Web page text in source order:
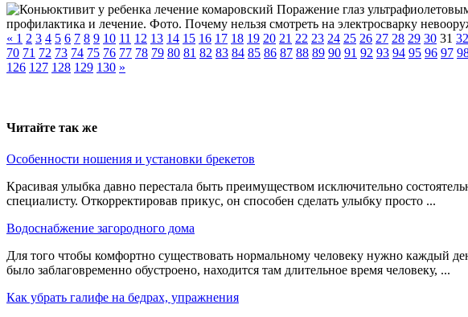
Поражение глаз
профилактика и лечение. Фото. Почему нельзя смотреть на электросварку
« 1 2 3 4 5 6 7 8 9 10 11 12 13 14 15 16 17 18 19 20 21 22 23 24 25 26 27 28 29 30 31 32
70 71 72 73 74 75 76 77 78 79 80 81 82 83 84 85 86 87 88 89 90 91 92 93 94 95 96 97
126 127 128 129 130 »
Читайте так же
Особенности ношения и установки брекетов
Красивая улыбка давно перестала быть преимуществом исключительно
специалисту. Откорректировав прикус, он способен сделать улыбку просто ...
Водоснабжение загородного дома
Для того чтобы комфортно существовать нормальному человеку нужно каждый
было заблаговременно обустроено, находится там длительное время человеку, ...
Как убрать галифе на бедрах, упражнения